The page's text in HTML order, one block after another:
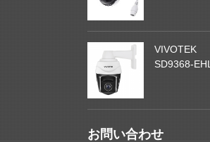
VIVOTEK
SD9368-EHL
お問い合わせ